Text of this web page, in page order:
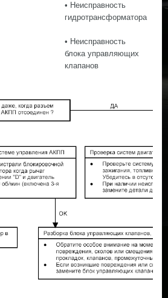
• Неисправность
гидротрансформатора
• Неисправность
блока управляющих
клапанов